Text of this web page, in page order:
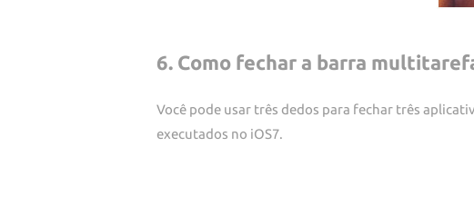
6. Como fechar a barra
Você pode usar três dedos para fechar três
executados no iOS7.